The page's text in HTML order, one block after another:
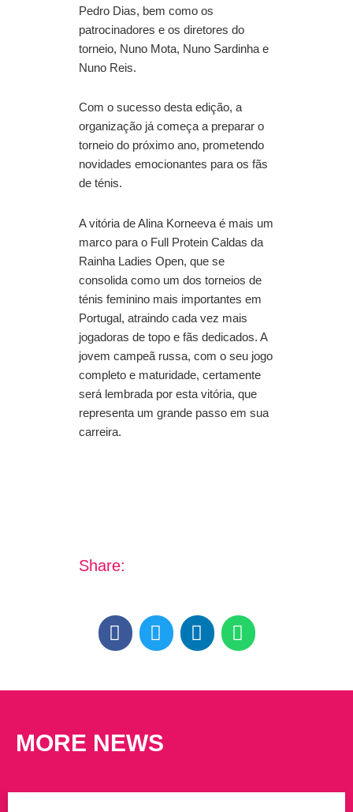
Pedro Dias, bem como os
patrocinadores e os diretores do
torneio, Nuno Mota, Nuno Sardinha e
Nuno Reis.
Com o sucesso desta edição, a
organização já começa a preparar o
torneio do próximo ano, prometendo
novidades emocionantes para os fãs
de ténis.
A vitória de Alina Korneeva é mais um
marco para o Full Protein Caldas da
Rainha Ladies Open, que se
consolida como um dos torneios de
ténis feminino mais importantes em
Portugal, atraindo cada vez mais
jogadoras de topo e fãs dedicados. A
jovem campeã russa, com o seu jogo
completo e maturidade, certamente
será lembrada por esta vitória, que
representa um grande passo em sua
carreira.
Share:
MORE NEWS